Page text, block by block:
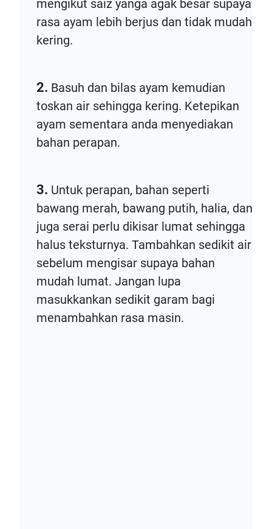
mengikut saiz yanga agak besar supaya
rasa ayam lebih berjus dan tidak mudah
kering.
2. Basuh dan bilas ayam kemudian
toskan air sehingga kering. Ketepikan
ayam sementara anda menyediakan
bahan perapan.
3. Untuk perapan, bahan seperti
bawang merah, bawang putih, halia, dan
juga serai perlu dikisar lumat sehingga
halus teksturnya. Tambahkan sedikit air
sebelum mengisar supaya bahan
mudah lumat. Jangan lupa
masukkankan sedikit garam bagi
menambahkan rasa masin.